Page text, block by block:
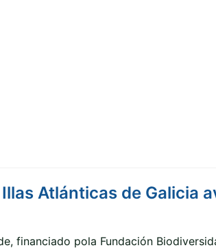
Atlánticas de Galicia
financiado pola Fundación